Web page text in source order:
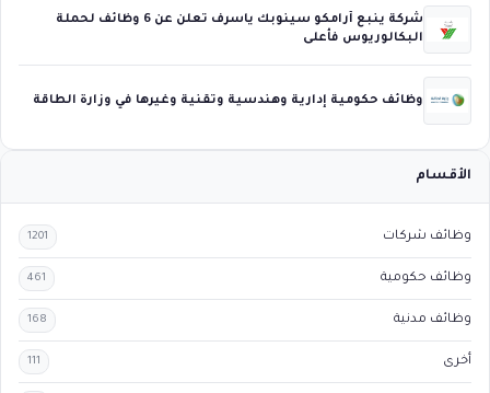
شركة ينبع أرامكو سينوبك ياسرف تعلن عن 6 وظائف لحملة
البكالوريوس فأعلى
وظائف حكومية إدارية وهندسية وتقنية وغيرها في وزارة الطاقة
الأقسام
وظائف شركات 1201
وظائف حكومية 461
وظائف مدنية 168
أخرى 111